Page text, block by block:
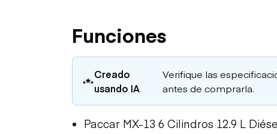
Funciones
Creado
usando IA
Verifique las
antes de comprarla.
Paccar MX-13 6 Cilindros 12.9 L